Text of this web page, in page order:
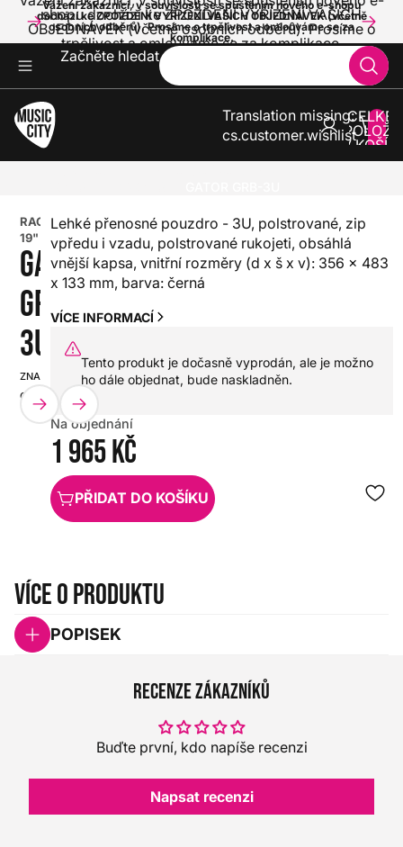
Vážení zákazníci, v souvislosti se spuštěním nového e-shopu
dochází ke ZPOŽDĚNÍ VYŘÍZENÍ VAŠICH OBJEDNÁVEK (včetně
osobních odběrů). Prosíme o trpělivost a omlouváme se za
komplikace.
shopu dochází ke ZPOŽDĚNÍ VYŘÍZENÍ VAŠICH
OBJEDNÁVEK (včetně osobních odběrů). Prosíme o
trpělivost a omlouváme se za komplikace.
Začněte hledat
Translation missing:
cs.customer.wishlist
V
0
RACKY
19"
GATOR
GRB-
3U
ZNAČKA:
GATOR
SKU:
HX0000000095142
Lehké přenosné pouzdro - 3U, polstrované, zip
vpředu i vzadu, polstrované rukojeti, obsáhlá
vnější kapsa, vnitřní rozměry (d x š x v): 356 x 483
x 133 mm, barva: černá
VÍCE INFORMACÍ
Tento produkt je dočasně vyprodán, ale je možno
ho dále objednat, bude naskladněn.
Na objednání
1 965 Kč
PŘIDAT DO KOŠÍKU
Více o produktu
POPISEK
Recenze zákazníků
Buďte první, kdo napíše recenzi
Napsat recenzi